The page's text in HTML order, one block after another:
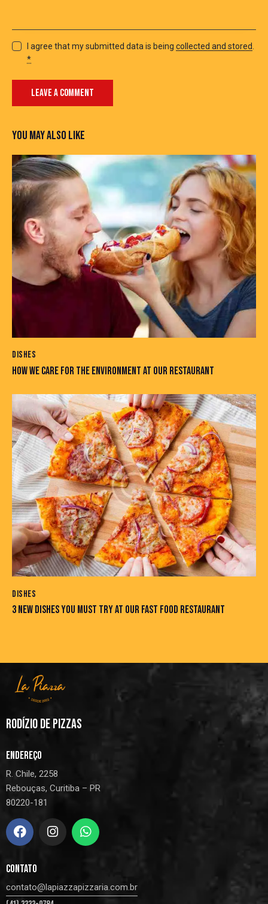
I agree that my submitted data is beingcollected and stored
*
YOU MAY ALSO LIKE
DISHES
HOW WE CARE FOR THE ENVIRONMENT AT OUR RESTAURANT
DISHES
3 NEW DISHES YOU MUST TRY AT OUR FAST FOOD RESTAURANT
RODÍZIO DE PIZZAS
ENDEREÇO
R. Chile, 2258
Rebouças, Curitiba – PR
80220-181
CONTATO
contato@lapiazzapizzaria.com.br